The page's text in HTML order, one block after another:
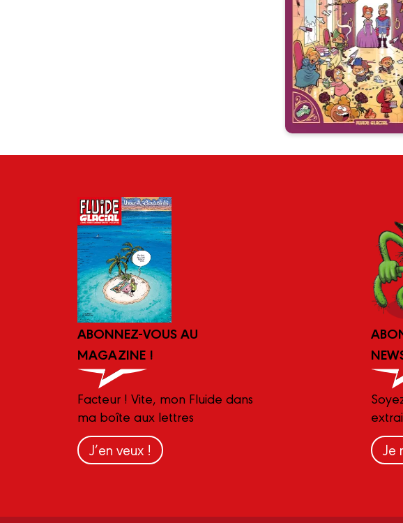
Date de
06/03/2024
Et ils eurent
d’enfants... mais
album est génial,
ne l’a pas lu. » LES
GRIMM « Hâte
l’adaptation Netflix.
CHRISTIAN
mon papa qui l’a fait !
ABONNEZ-VOUS AU
MAGAZINE !
Facteur ! Vite, mon Fluide dans
ma boîte aux lettres
J’en veux ! Je